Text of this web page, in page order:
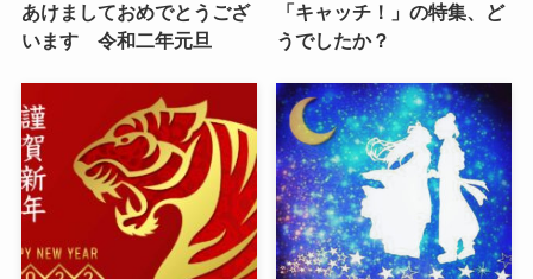
あけましておめでとうござ
います 令和二年元旦
「キャッチ！」の特集、ど
うでしたか？